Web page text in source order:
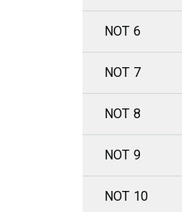
NOT 6
NOT 7
NOT 8
NOT 9
NOT 10